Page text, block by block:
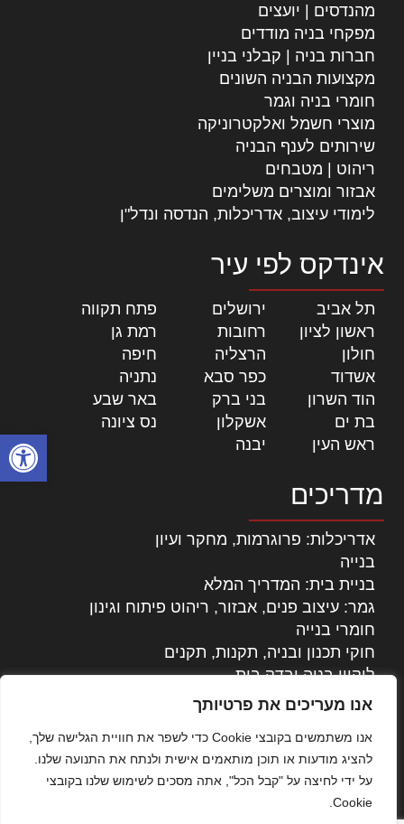
פתח
אנו מעריכים את פרטיותך
אנו משתמשים בקובצי Cookie כדי לשפר את חוויית הגלישה שלך,
להציג מודעות או תוכן מותאמים אישית ולנתח את התנועה שלנו.
על ידי לחיצה על "קבל הכל", אתה מסכים לשימוש שלנו בקובצי
Cookie.
מהנדסים | יועצים
מפקחי בניה מודדים
חברות בניה | קבלני בניין
מקצועות הבניה השונים
חומרי בניה וגמר
מוצרי חשמל ואלקטרוניקה
שירותים לענף הבניה
ריהוט | מטבחים
אבזור ומוצרים משלימים
לימודי עיצוב, אדריכלות, הנדסה ונדל"ן
אינדקס לפי עיר
תל אביב ירושלים פתח תקווה
ראשון לציון
רחובות רמת גן
חולון
הרצליה חיפה
אשדוד
כפר סבא נתניה
הוד השרון
בני ברק באר שבע
בת ים
אשקלון נס ציונה
ראש העין
יבנה
מדריכים
אדריכלות: פרוגרמות, מחקר ועיון
בנייה
בניית בית: המדריך המלא
גמר: עיצוב פנים, אבזור, ריהוט פיתוח וגינון
חומרי בנייה
חוקי תכנון ובניה, תקנות, תקנים
ליקויי בניה ובדק בית
נדל"ן: זכויות, אגרות ועסקאות
עקרונות ניהול אחזקה מתקדמות
צילום אדריכלי
שיווק נדלן
שיטות בניה: מפרטים והמלצות